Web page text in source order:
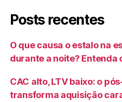
Posts recentes
O que causa o estalo na
durante a noite? Entenda
CAC alto, LTV baixo: o
transforma aquisição